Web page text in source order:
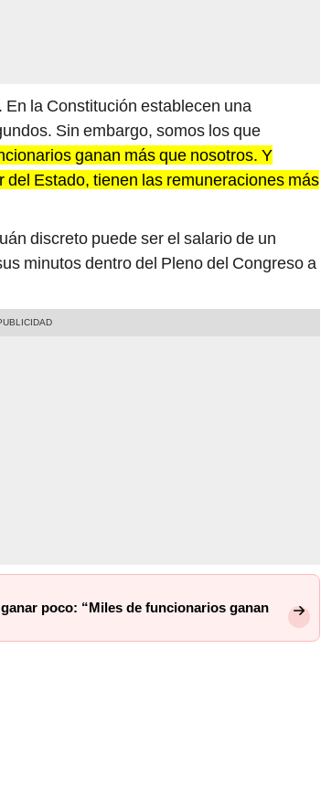
En la Constitución establecen una
Sin embargo, somos los que
ganan más que nosotros. Y
Estado, tienen las remuneraciones más
discreto puede ser el salario de un
minutos dentro del Pleno del Congreso a
poco: “Miles de funcionarios ganan